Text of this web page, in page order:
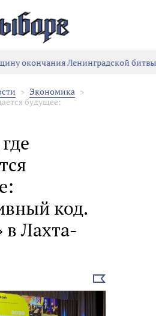
окончания Ленинградской битвы
Экономика
будущее:
код.
в Лахта-
Выбрать
новость